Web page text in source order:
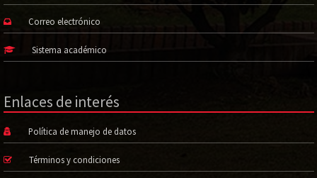
Correo electrónico
Sistema académico
Enlaces de interés
Política de manejo de datos
Términos y condiciones